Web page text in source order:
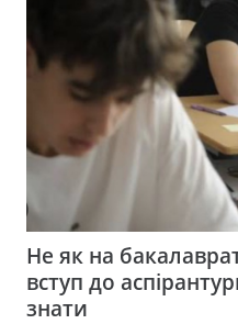
Не як на
вступ до
знати